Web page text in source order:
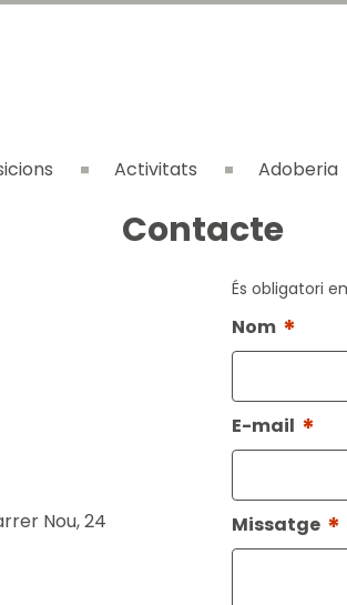
Activitats Adoberia
Contacte
Nou, 24
És obligatori
Nom *
E-mail *
Missatge *